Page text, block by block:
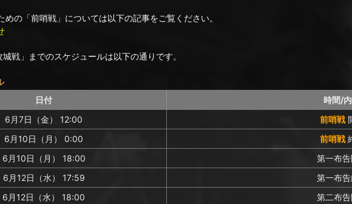
めの「前哨戦」については以下の記事をご覧ください。
城戦」までのスケジュールは以下の通りです。
日付
時間/
6月7日（金） 12:00
前哨戦
6月10日（月） 0:00
前哨戦
6月10日（月） 18:00
第一布
6月12日（水） 17:59
第一布告
6月12日（水） 18:00
第二布